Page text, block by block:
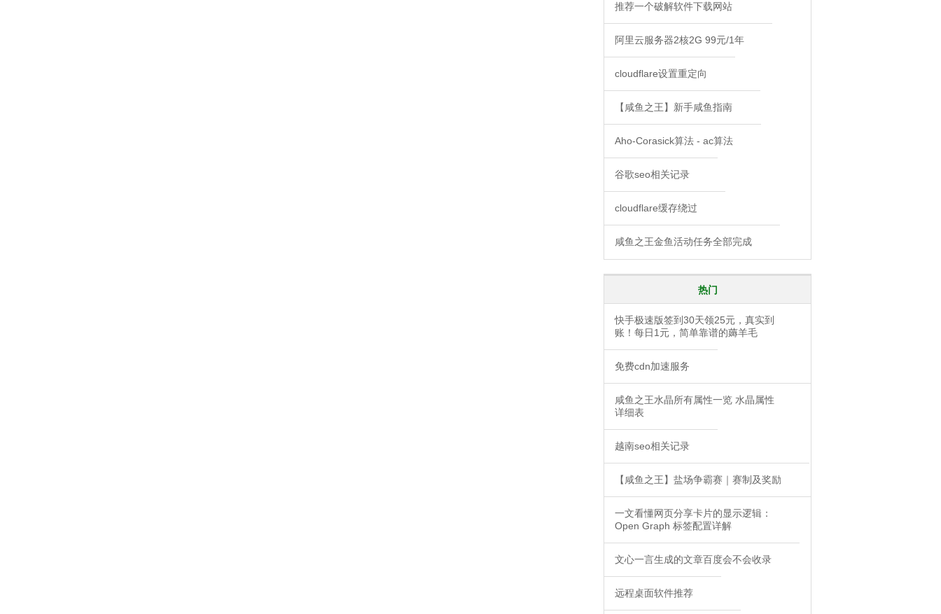
推荐一个破解软件下载网站
阿里云服务器2核2G 99元/1年
cloudflare设置重定向
【咸鱼之王】新手咸鱼指南
Aho-Corasick算法 - ac算法
谷歌seo相关记录
cloudflare缓存绕过
咸鱼之王金鱼活动任务全部完成
热门
快手极速版签到30天领25元，真实到
账！每日1元，简单靠谱的薅羊毛
免费cdn加速服务
咸鱼之王水晶所有属性一览 水晶属性
详细表
越南seo相关记录
【咸鱼之王】盐场争霸赛｜赛制及奖励
一文看懂网页分享卡片的显示逻辑：
Open Graph 标签配置详解
文心一言生成的文章百度会不会收录
远程桌面软件推荐